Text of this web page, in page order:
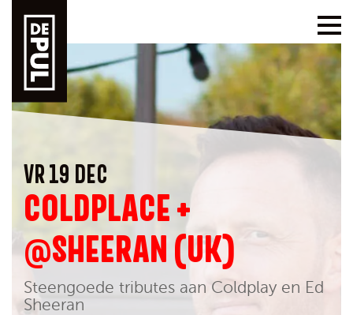
VR 19 DEC
COLDPLACE +
@SHEERAN (UK)
Steengoede tributes aan Coldplay en Ed
Sheeran